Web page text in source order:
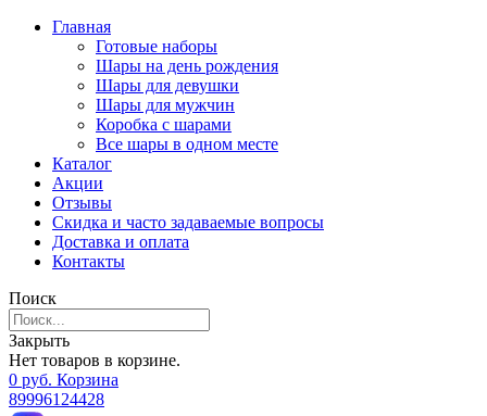
Главная
Готовые наборы
Шары на день рождения
Шары для девушки
Шары для мужчин
Коробка с шарами
Все шары в одном месте
Каталог
Акции
Отзывы
Скидка и часто задаваемые вопросы
Доставка и оплата
Контакты
Поиск
Закрыть
Нет товаров в корзине.
0 руб. Корзина
89996124428